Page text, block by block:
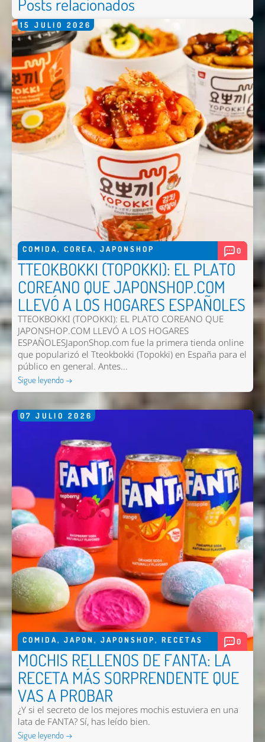
15 JULIO 2026
COMIDA, COREA, JAPONSHOP 0
TTEOKBOKKI (TOPOKKI): EL PLATO
COREANO QUE JAPONSHOP.COM
LLEVÓ A LOS HOGARES ESPAÑOLES
TTEOKBOKKI (TOPOKKI): EL PLATO COREANO QUE
JAPONSHOP.COM LLEVÓ A LOS HOGARES
ESPAÑOLESJaponShop.com fue la primera tienda online
que popularizó el Tteokbokki (Topokki) en España para el
público en general. Antes...
Sigue leyendo →
07 JULIO 2026
COMIDA, JAPON , JAPONSHOP, RECETAS 0
MOCHIS RELLENOS DE FANTA: LA
RECETA MÁS SORPRENDENTE QUE
VAS A PROBAR
¿Y si el secreto de los mejores mochis estuviera en una
lata de FANTA? Sí, has leído bien.
Sigue leyendo →
Nombre *
Email *
Comentario *
Enviar